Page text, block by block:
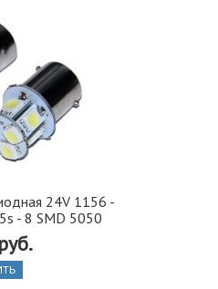
24V 1156 -
- 8 SMD 5050